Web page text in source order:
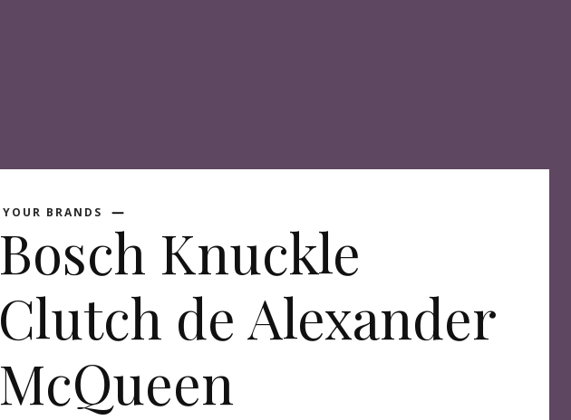
YOUR BRANDS
Bosch Knuckle
Clutch de Alexander
McQueen